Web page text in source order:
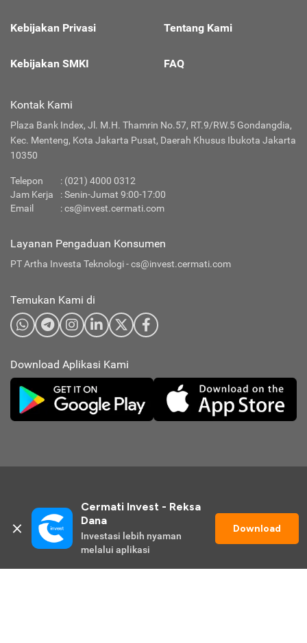
Kebijakan Privasi
Kebijakan SMKI
Tentang Kami
FAQ
Kontak Kami
Plaza Bank Index, Jl. M.H. Thamrin No.57, RT.9/RW.5 Gondangdia,
Kec. Menteng, Kota Jakarta Pusat, Daerah Khusus Ibukota Jakarta
10350
Telepon : (021) 4000 0312
Jam Kerja
: Senin-Jumat 9:00-17:00
Email
:cs@invest.cermati.com
Layanan Pengaduan Konsumen
PT Artha Investa Teknologi -cs@invest.cermati.com
Temukan Kami di
Download Aplikasi Kami
© 2026 Cermati Invest. All Rights Reserved.
Cermati Invest - Reksa
Dana
Investasi lebih nyaman
melalui aplikasi
Download